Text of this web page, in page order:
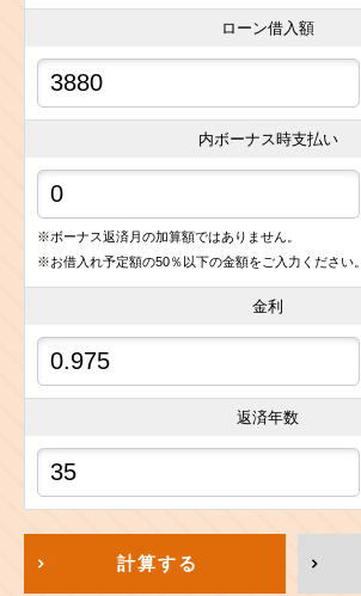
ローン借入額
内ボーナス時支払い
※ボーナス返済月の加算額ではありません。
※お借入れ予定額の50％以下の金額をご入力ください。
金利
返済年数
計算する